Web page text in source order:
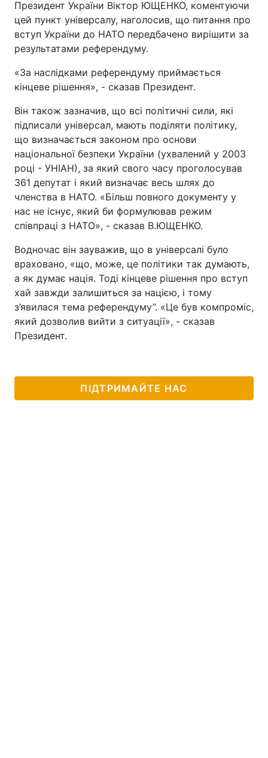
Президент України Віктор ЮЩЕНКО, коментуючи
цей пункт універсалу, наголосив, що питання про
вступ України до НАТО передбачено вирішити за
результатами референдуму.
«За наслідками референдуму приймається
кінцеве рішення», - сказав Президент.
Він також зазначив, що всі політичні сили, які
підписали універсал, мають поділяти політику,
що визначається законом про основи
національної безпеки України (ухвалений у 2003
році - УНІАН), за який свого часу проголосував
361 депутат і який визначає весь шлях до
членства в НАТО. «Більш повного документу у
нас не існує, який би формулював режим
співпраці з НАТО», - сказав В.ЮЩЕНКО.
Водночас він зауважив, що в універсалі було
враховано, «що, може, це політики так думають,
а як думає нація. Тоді кінцеве рішення про вступ
хай завжди залишиться за нацією, і тому
з’явилася тема референдуму”. «Це був компроміс,
який дозволив вийти з ситуації», - сказав
Президент.
ПІДТРИМАЙТЕ НАС